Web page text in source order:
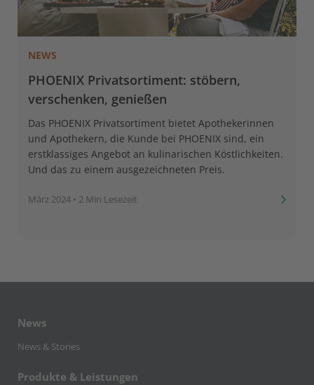
NEWS
PHOENIX Privatsortiment: stöbern,
verschenken, genießen
Das PHOENIX Privatsortiment bietet Apothekerinnen
und Apothekern, die Kunde bei PHOENIX sind, ein
erstklassiges Angebot an kulinarischen Köstlichkeiten.
Und das zu einem ausgezeichneten Preis.
März 2024 • 2 Min Lesezeit
News
News & Stories
Produkte & Leistungen